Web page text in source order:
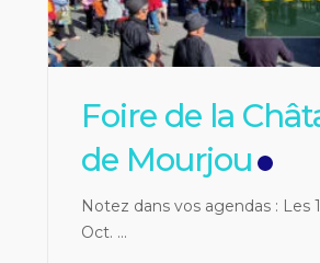
Foire de la
de Mourjou
Notez dans vos agendas : Les
Oct. ...